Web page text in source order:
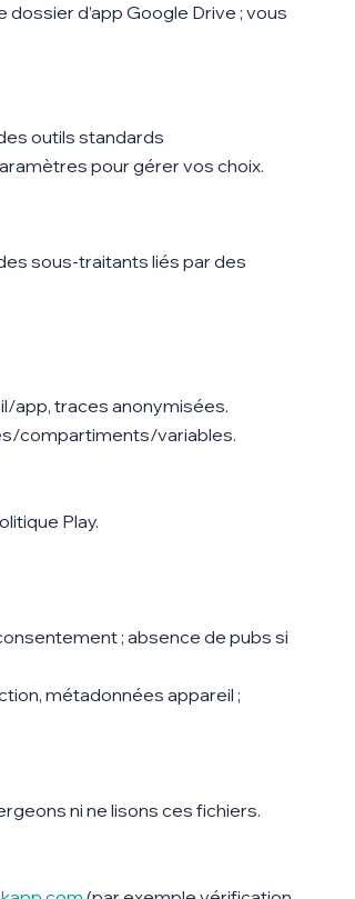
dossier d’app Google Drive ; vous
outils standards
pour gérer vos choix.
sous-traitants liés par des
app, traces anonymisées.
compartiments/variables.
Play.
; absence de pubs si
métadonnées appareil ;
ni ne lisons ces fichiers.